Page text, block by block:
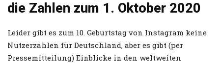
die Zahlen zum 1. Oktober 2020
Leider gibt es zum 10. Geburtstag von Instagram keine
Nutzerzahlen für Deutschland, aber es gibt (per
Pressemitteilung) Einblicke in den weltweiten